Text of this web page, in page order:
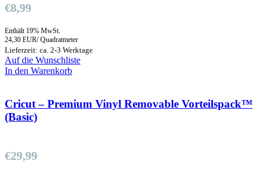
€8,99
Enthält 19% MwSt.
24,30 EUR/ Quadratmeter
Lieferzeit: ca. 2-3 Werktage
Auf die Wunschliste
In den Warenkorb
Cricut – Premium Vinyl Removable Vorteilspack™
(Basic)
€29,99